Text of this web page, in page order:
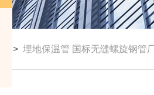
> 埋地保温管 国标无缝螺旋钢管